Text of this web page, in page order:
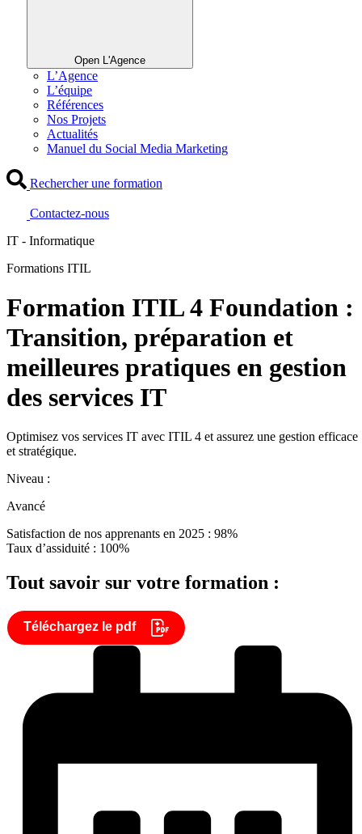
Open L'Agence
L’Agence
L’équipe
Références
Nos Projets
Actualités
Manuel du Social Media Marketing
Rechercher une formation
Contactez-nous
IT - Informatique
Formations ITIL
Formation ITIL 4 Foundation :
Transition, préparation et
meilleures pratiques en gestion
des services IT
Optimisez vos services IT avec ITIL 4 et assurez une gestion efficace
et stratégique.
Niveau :
Avancé
Satisfaction de nos apprenants en 2025 : 98%
Taux d’assiduité : 100%
Tout savoir sur votre formation :
Téléchargez le pdf